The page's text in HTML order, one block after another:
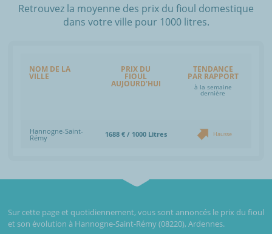
Retrouvez la moyenne des prix du fioul domestique
dans votre ville pour 1000 litres.
NOM DE LA
VILLE
PRIX DU
FIOUL
AUJOURD'HUI
TENDANCE
PAR RAPPORT
à la semaine
dernière
Hannogne-Saint-
Rémy 1688 € / 1000 Litres Hausse
Sur cette page et quotidiennement, vous sont annoncés le prix du fioul
et son évolution à Hannogne-Saint-Rémy (08220), Ardennes.